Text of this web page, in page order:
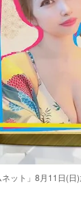
ネット」8月11日(